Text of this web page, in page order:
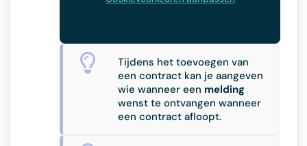
Tijdens het toevoegen van
een contract kan je aangeven
wie wanneer een melding
wenst te ontvangen wanneer
een contract afloopt.